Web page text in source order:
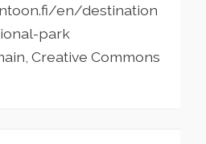
en/destination
park
Creative Commons